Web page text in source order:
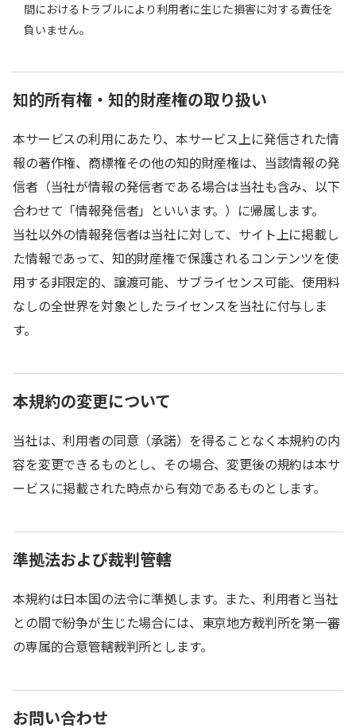
間におけるトラブルにより利用者に生じた損害に対する責任を
負いません。
知的所有権・知的財産権の取り扱い
本サービスの利用にあたり、本サービス上に発信された情
報の著作権、商標権その他の知的財産権は、当該情報の発
信者（当社が情報の発信者である場合は当社も含み、以下
合わせて「情報発信者」といいます。）に帰属します。
当社以外の情報発信者は当社に対して、サイト上に掲載し
た情報であって、知的財産権で保護されるコンテンツを使
用する非限定的、譲渡可能、サブライセンス可能、使用料
なしの全世界を対象としたライセンスを当社に付与しま
す。
本規約の変更について
当社は、利用者の同意（承諾）を得ることなく本規約の内
容を変更できるものとし、その場合、変更後の規約は本サ
ービスに掲載された時点から有効であるものとします。
準拠法および裁判管轄
本規約は日本国の法令に準拠します。また、利用者と当社
との間で紛争が生じた場合には、東京地方裁判所を第一審
の専属的合意管轄裁判所とします。
お問い合わせ